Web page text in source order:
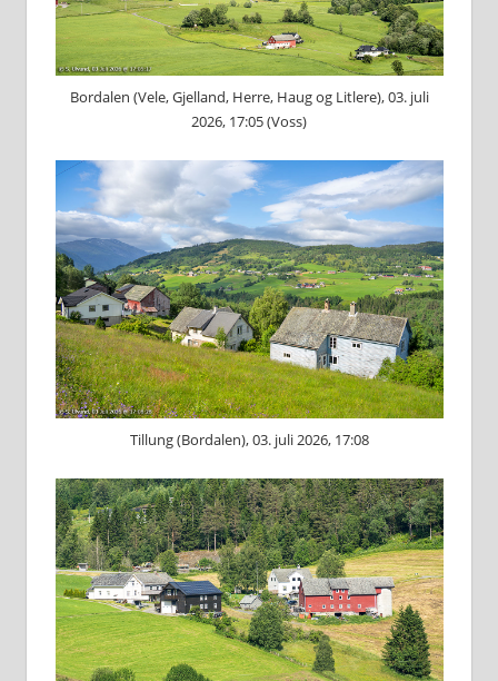
Bordalen (Vele, Gjelland, Herre, Haug og Litlere), 03. juli
2026, 17:05 (Voss)
Tillung (Bordalen), 03. juli 2026, 17:08